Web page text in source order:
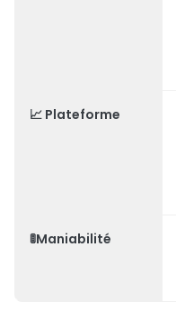
📈 Plateforme
🚦Maniabilité